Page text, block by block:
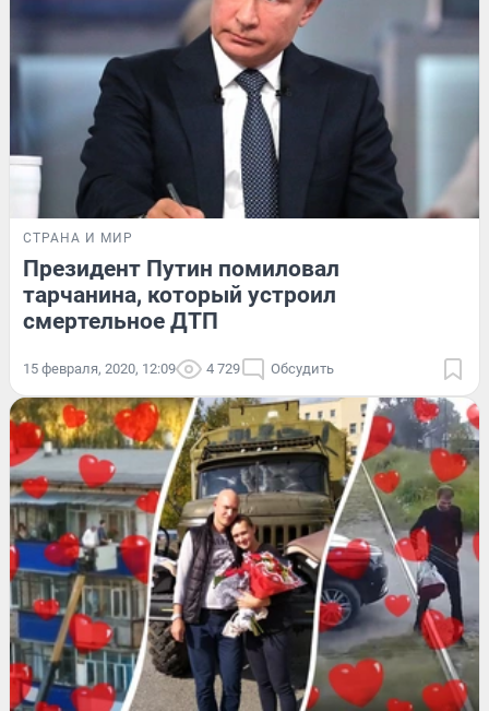
СТРАНА И МИР
Президент Путин помиловал
тарчанина, который устроил
смертельное ДТП
15 февраля, 2020, 12:09 4 729 Обсудить